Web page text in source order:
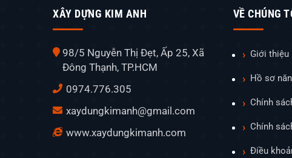
XÂY DỰNG KIM ANH
98/5 Nguyễn Thị Đẹt, Ấp 25, Xã
Đông Thạnh, TP.HCM
0974.776.305
xaydungkimanh@gmail.com
www.xaydungkimanh.com
VỀ CHÚNG
Giới thiệu
Hồ sơ
Chính
Chính
Điều